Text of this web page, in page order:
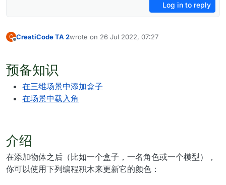
Log in to reply
C CreatiCode TA 2wrote on 26 Jul 2022, 07:27
last edited by admin5 Apr 2025, 17:13
预备知识
在三维场景中添加盒子
在场景中载入角
介绍
在添加物体之后（比如一个盒子，一名角色或一个模型），
你可以使用下列编程积木来更新它的颜色：